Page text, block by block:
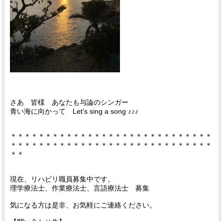
さあ 皆様 あなたも与論のシンガー
青い海に向かって Let’s sing a song ♪♪♪
＊＊＊＊＊＊＊＊＊＊＊＊＊＊＊＊＊＊＊＊＊＊＊＊＊＊＊＊＊
＊＊＊＊＊＊＊＊＊＊＊＊＊＊＊＊＊＊＊＊＊＊＊＊＊＊＊＊＊
＊＊
現在、リハビリ職員募集中です。
理学療法士、作業療法士、言語療法士 募集
気になる方は是非、お気軽にご連絡ください。